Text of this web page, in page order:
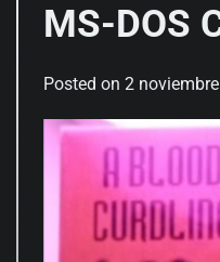
MS-DOS
Posted on 2